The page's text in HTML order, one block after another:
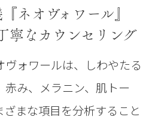
ネオヴォワール』
寧なカウンセリング
ヴォワールは、しわやたる
赤み、メラニン、肌トー
ざまな項目を分析すること